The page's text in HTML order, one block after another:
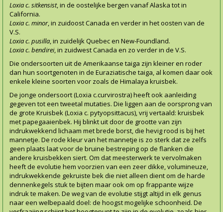
Loxia c. sitkensist, in de oostelijke bergen vanaf Alaska tot in
California.
Loxia c. minor, in zuidoost Canada en verder in het oosten van de
V.S.
Loxia c. pusilla, in zuidelijk Quebec en New-Foundland.
Loxia c. bendirei, in zuidwest Canada en zo verder in de V.S.
Die ondersoorten uit de Amerikaanse taiga zijn kleiner en roder
dan hun soortgenoten in de Euraziatische taiga, al komen daar ook
enkele kleine soorten voor zoals de Himalaya kruisbek.
De jonge ondersoort (Loxia c.curvirostra) heeft ook aanleiding
gegeven tot een tweetal mutaties. Die liggen aan de oorsprong van
de grote Kruisbek (Loxia c. pytyopsittacus), vrij vertaald: kruisbek
met papegaaienbek. Hij blinkt uit door de grootte van zijn
indrukwekkend lichaam met brede borst, die hevig rood is bij het
mannetje. De rode kleur van het mannetje is zo sterk dat ze zelfs
geen plaats laat voor de bruine bestreping op de flanken die
andere kruisbekken siert. Om dat meesterwerk te vervolmaken
heeft de evolutie hem voorzien van een zeer dikke, volumineuze,
indrukwekkende gekruiste bek die niet alleen dient om de harde
dennenkegels stuk te bijten maar ook om op frappante wijze
indruk te maken. De weg van de evolutie stijgt altijd in elk genus
naar een welbepaald doel: de hoogst mogelijke schoonheid. De